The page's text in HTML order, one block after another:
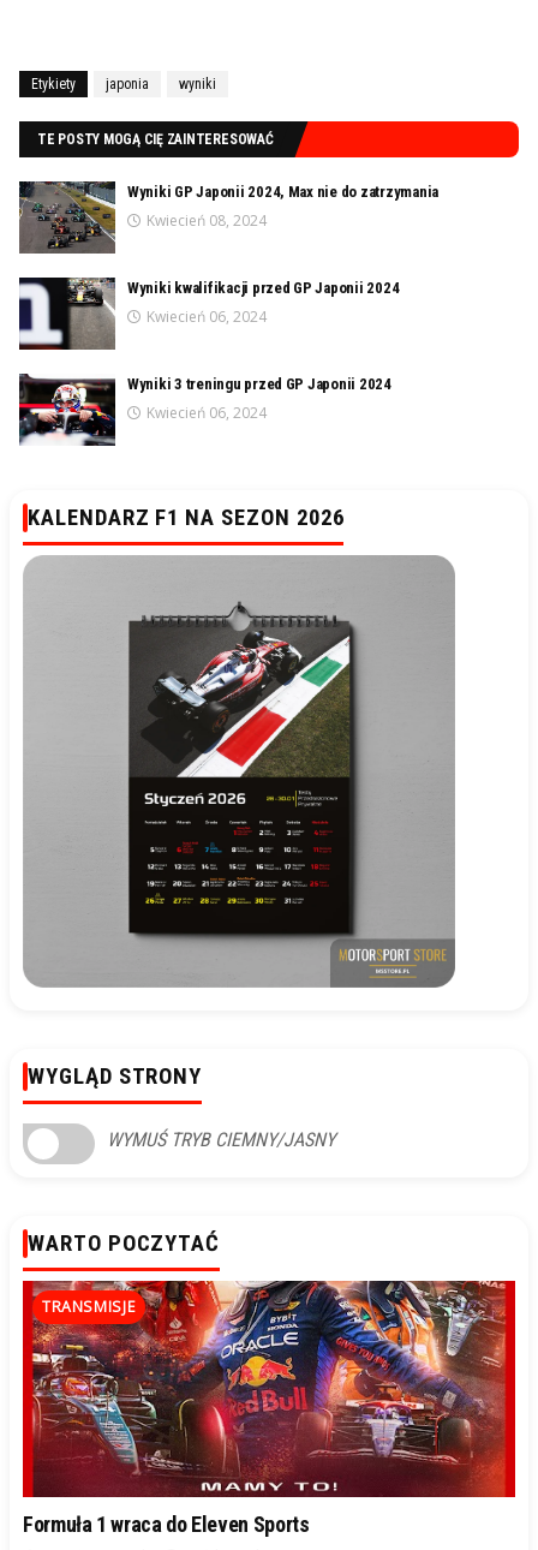
Etykiety japonia wyniki
TE POSTY MOGĄ CIĘ ZAINTERESOWAĆ
Wyniki GP Japonii 2024, Max nie do zatrzymania
Kwiecień 08, 2024
Wyniki kwalifikacji przed GP Japonii 2024
Kwiecień 06, 2024
Wyniki 3 treningu przed GP Japonii 2024
Kwiecień 06, 2024
KALENDARZ F1 NA SEZON 2026
WYGLĄD STRONY
WYMUŚ TRYB CIEMNY/JASNY
WARTO POCZYTAĆ
TRANSMISJE
Formuła 1 wraca do Eleven Sports